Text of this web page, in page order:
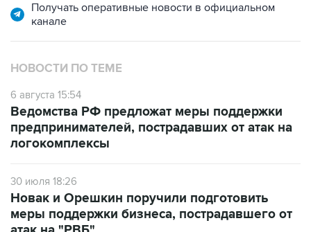
Получать оперативные новости в официальном
канале
НОВОСТИ ПО ТЕМЕ
6 августа 15:54
Ведомства РФ предложат меры поддержки
предпринимателей, пострадавших от атак на
логокомплексы
30 июля 18:26
Новак и Орешкин поручили подготовить
меры поддержки бизнеса, пострадавшего от